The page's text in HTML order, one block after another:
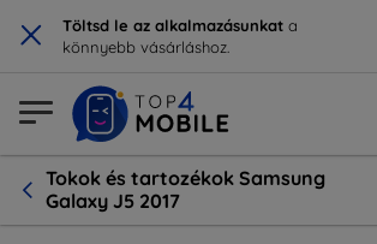
× Töltsd le az alkalmazásunkat a
könnyebb vásárláshoz.
Tokok és tartozékok Samsung
Galaxy J5 2017